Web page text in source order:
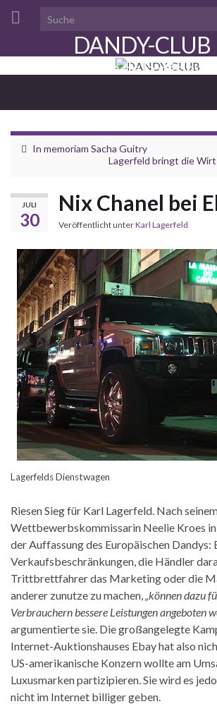
Search for:
DANDY-CLUB
aristocratie de la
In memoriam Sacha Guitry
Lagerfeld bringt die
JULI
30
Nix Chanel bei
Veröffentlicht unterKarl Lagerfeld
Lagerfelds Dienstwagen
Riesen Sieg für Karl Lagerfeld. Nach
Wettbewerbskommissarin Neelie Kroes
der Auffassung des Europäischen Dandys:
Verkaufsbeschränkungen, die Händler
Trittbrettfahrer das Marketing oder die
anderer zunutze zu machen,„können dazu
Verbrauchern bessere Leistungen angeboten
argumentierte sie. Die großangelegte
Internet-Auktionshauses Ebay hat also
US-amerikanische Konzern wollte am
Luxusmarken partizipieren. Sie wird es
nicht im Internet billiger geben.